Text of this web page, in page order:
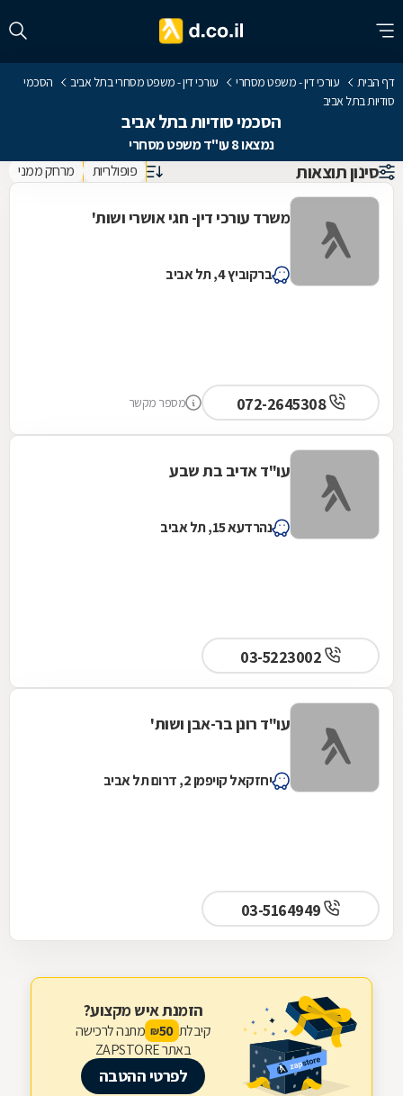
דף הבית עורכי דין - משפט מסחרי עורכי דין - משפט מסחרי בתל אביב
הסכמי
סודיות בתל אביב
הסכמי סודיות בתל אביב
נמצאו 8 עו"ד משפט מסחרי
סינון תוצאות פופולריות מרחק ממני
משרד עורכי דין- חגי אושרי ושות'
ברקוביץ 4, תל אביב
072-2645308 מספר מקשר
עו"ד אדיב בת שבע
נהרדעא 15, תל אביב
עו"ד רונן בר-אבן ושות'
יחזקאל קויפמן 2, דרום תל אביב
03-5164949
הזמנת איש מקצוע?
קיבלת 50
₪ מתנה לרכישה
באתר ZAPSTORE
לפרטי ההטבה